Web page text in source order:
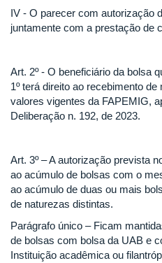
IV - O parecer com autorização
juntamente com a prestação de
Art. 2º - O beneficiário da bolsa
1º terá direito ao recebimento
valores vigentes da FAPEMIG,
Deliberação n. 192, de 2023.
Art. 3º – A autorização prevista
ao acúmulo de bolsas com o
ao acúmulo de duas ou mais
de naturezas distintas.
Parágrafo único – Ficam
de bolsas com bolsa da UAB e
Instituição acadêmica ou